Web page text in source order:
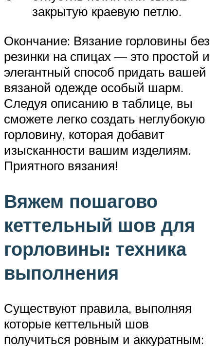
закрытую краевую петлю.
Окончание: Вязание горловины без
резинки на спицах — это простой и
элегантный способ придать вашей
вязаной одежде особый шарм.
Следуя описанию в таблице, вы
сможете легко создать неглубокую
горловину, которая добавит
изысканности вашим изделиям.
Приятного вязания!
Вяжем пошагово
кеттельный шов для
горловины: техника
выполнения
Существуют правила, выполняя
которые кеттельный шов
получиться ровным и аккуратным: